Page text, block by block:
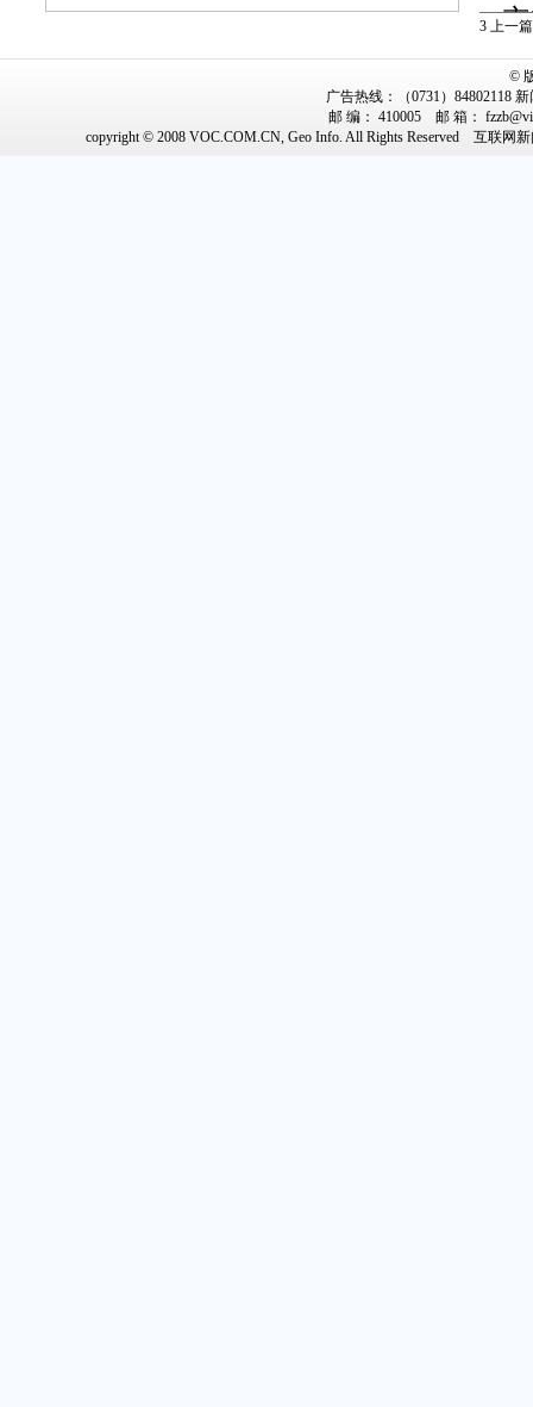
3 上一篇
©
广告热线：（0731）84802118
邮 编： 410005 邮 箱：
copyright © 2008 VOC.COM.CN, Geo Info. All Rights Reserved 互联网新